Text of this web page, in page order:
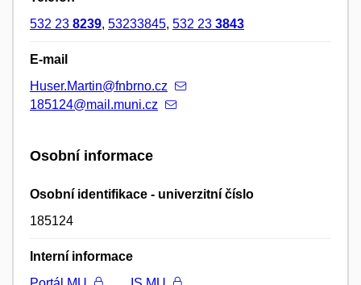
532 23 8239, 53233845, 532 23 3843
E-mail
Huser.Martin@fnbrno.cz
185124@mail.muni.cz
Osobní informace
Osobní identifikace - univerzitní číslo
185124
Interní informace